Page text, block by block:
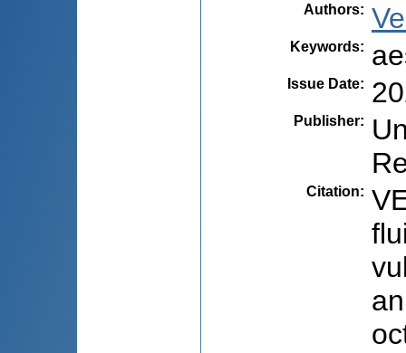
Authors:
Keywords:
Issue Date:
Publisher:
Citation: